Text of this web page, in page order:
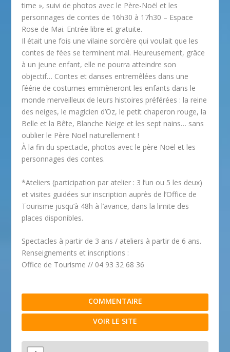
time », suivi de photos avec le Père-Noël et les
personnages de contes de 16h30 à 17h30 – Espace
Rose de Mai. Entrée libre et gratuite.
Il était une fois une vilaine sorcière qui voulait que les
contes de fées se terminent mal. Heureusement, grâce
à un jeune enfant, elle ne pourra atteindre son
objectif… Contes et danses entremêlées dans une
féérie de costumes emmèneront les enfants dans le
monde merveilleux de leurs histoires préférées : la reine
des neiges, le magicien d’Oz, le petit chaperon rouge, la
Belle et la Bête, Blanche Neige et les sept nains… sans
oublier le Père Noël naturellement !
À la fin du spectacle, photos avec le père Noël et les
personnages des contes.
*Ateliers (participation par atelier : 3 l’un ou 5 les deux)
et visites guidées sur inscription auprès de l’Office de
Tourisme jusqu’à 48h à l’avance, dans la limite des
places disponibles.
Spectacles à partir de 3 ans / ateliers à partir de 6 ans.
Renseignements et inscriptions :
Office de Tourisme // 04 93 32 68 36
COMMENTAIRE
VOIR LE SITE